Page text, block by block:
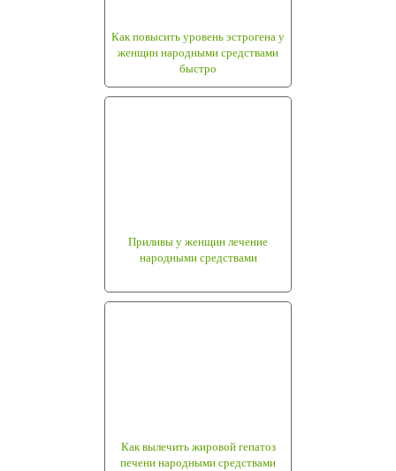
Как повысить уровень эстрогена у
женщин народными средствами
быстро
Приливы у женщин лечение
народными средствами
Как вылечить жировой гепатоз
печени народными средствами